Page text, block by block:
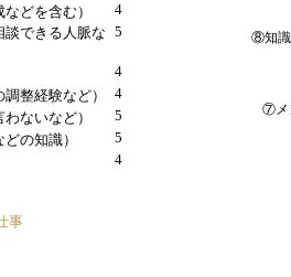
どを含む）
4
談できる人脈な 5
4
整経験など）
4
ないなど）
5
の知識）
5
4
事